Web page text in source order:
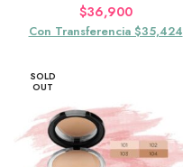
$36,900
Con Transferencia $35,424
SOLD
OUT